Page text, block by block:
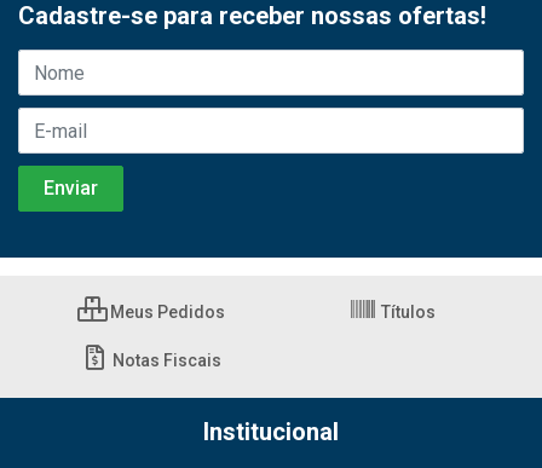
Cadastre-se para receber nossas ofertas!
Meus Pedidos Títulos
Notas Fiscais
Institucional